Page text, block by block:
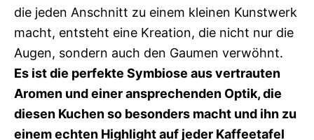
die jeden Anschnitt zu einem kleinen Kunstwerk
macht, entsteht eine Kreation, die nicht nur die
Augen, sondern auch den Gaumen verwöhnt.
Es ist die perfekte Symbiose aus vertrauten
Aromen und einer ansprechenden Optik, die
diesen Kuchen so besonders macht und ihn zu
einem echten Highlight auf jeder Kaffeetafel